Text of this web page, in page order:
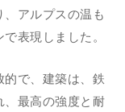
アルプスの温も
表現しました。
的で、建築は、鉄
最高の強度と耐